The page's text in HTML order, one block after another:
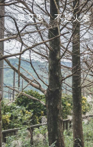
是艾思，不是火拳